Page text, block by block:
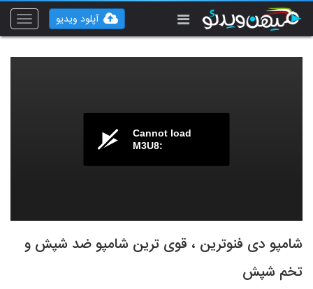
Toggle
آپلود ویدیو
Cannot load
M3U8:
شامپو دی فنوترین ، قوی ترین شامپو ضد شپش و
تخم شپش